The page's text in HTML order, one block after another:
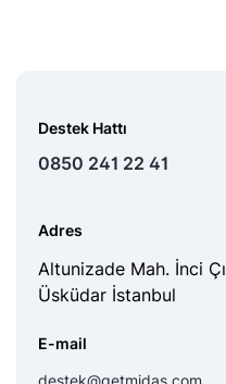
Destek Hattı
0850 241 22 41
Adres
Altunizade Mah. İnci
Üsküdar İstanbul
E-mail
destek@getmidas.com